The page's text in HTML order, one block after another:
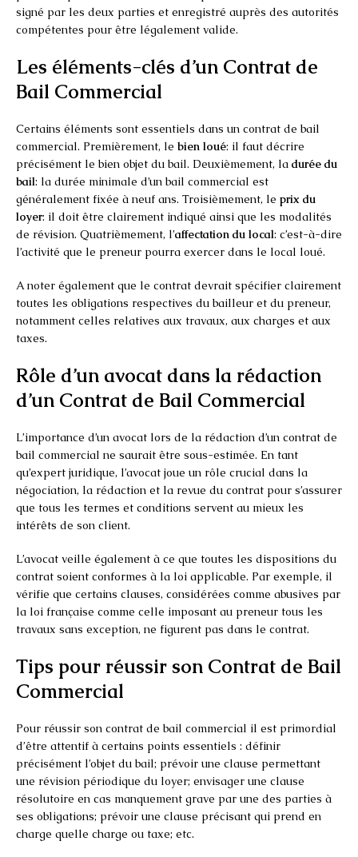
signé par les deux parties et enregistré auprès des autorités
compétentes pour être légalement valide.
Les éléments-clés d’un Contrat de
Bail Commercial
Certains éléments sont essentiels dans un contrat de bail
commercial. Premièrement, le bien loué: il faut décrire
précisément le bien objet du bail. Deuxièmement, la durée du
bail: la durée minimale d’un bail commercial est
généralement fixée à neuf ans. Troisièmement, le prix du
loyer: il doit être clairement indiqué ainsi que les modalités
de révision. Quatrièmement, l’affectation du local: c’est-à-dire
l’activité que le preneur pourra exercer dans le local loué.
A noter également que le contrat devrait spécifier clairement
toutes les obligations respectives du bailleur et du preneur,
notamment celles relatives aux travaux, aux charges et aux
taxes.
Rôle d’un avocat dans la rédaction
d’un Contrat de Bail Commercial
L’importance d’un avocat lors de la rédaction d’un contrat de
bail commercial ne saurait être sous-estimée. En tant
qu’expert juridique, l’avocat joue un rôle crucial dans la
négociation, la rédaction et la revue du contrat pour s’assurer
que tous les termes et conditions servent au mieux les
intérêts de son client.
L’avocat veille également à ce que toutes les dispositions du
contrat soient conformes à la loi applicable. Par exemple, il
vérifie que certains clauses, considérées comme abusives par
la loi française comme celle imposant au preneur tous les
travaux sans exception, ne figurent pas dans le contrat.
Tips pour réussir son Contrat de Bail
Commercial
Pour réussir son contrat de bail commercial il est primordial
d’être attentif à certains points essentiels : définir
précisément l’objet du bail; prévoir une clause permettant
une révision périodique du loyer; envisager une clause
résolutoire en cas manquement grave par une des parties à
ses obligations; prévoir une clause précisant qui prend en
charge quelle charge ou taxe; etc.